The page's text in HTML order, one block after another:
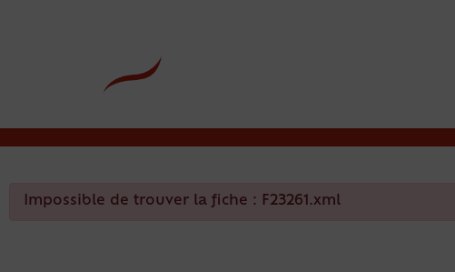
Impossible de trouver la fiche : F23261.xml